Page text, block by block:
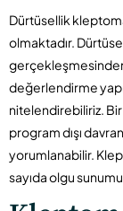
Dürtüsellik
olmaktadır.
değerlendirme
nitelendirebiliriz.
program dışı
yorumlanabilir.
sayıda olgu